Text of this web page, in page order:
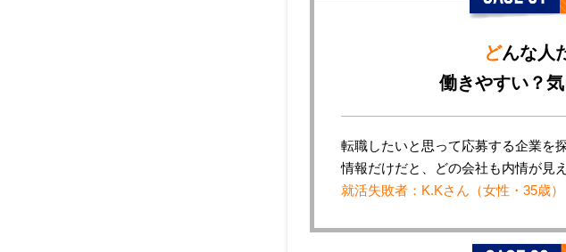
どんな人
働きやすい？
転職したいと思って応募する企業を
情報だけだと、どの会社も内情が見
就活失敗者：K.Kさん（女性・35歳）